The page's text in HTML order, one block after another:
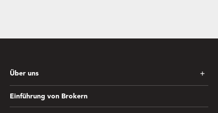
Über uns
Einführung von Brokern